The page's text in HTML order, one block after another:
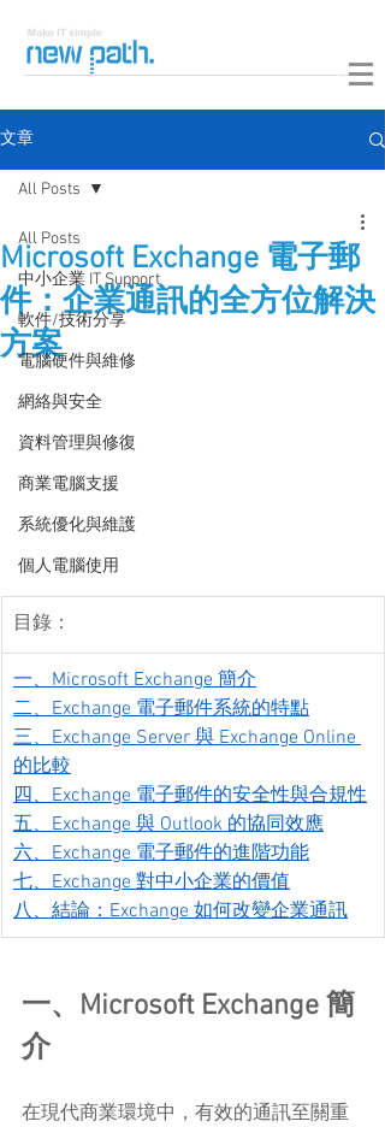
文章
All Posts
中小企業 IT Support
軟件/技術分享
電腦硬件與維修
網絡與安全
資料管理與修復
商業電腦支援
系統優化與維護
個人電腦使用
All Posts
Microsoft Exchange 電子郵
件：企業通訊的全方位解決
方案
目錄：
一、Microsoft Exchange 簡介
二、Exchange 電子郵件系統的特點
三、Exchange Server 與 Exchange Online
的比較
四、Exchange 電子郵件的安全性與合規性
五、Exchange 與 Outlook 的協同效應
六、Exchange 電子郵件的進階功能
七、Exchange 對中小企業的價值
八、結論：Exchange 如何改變企業通訊
一、Microsoft Exchange 簡
介
在現代商業環境中，有效的通訊至關重